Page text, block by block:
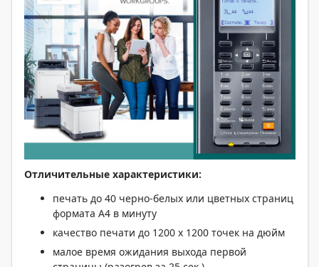
Отличительные характеристики:
печать до 40 черно-белых или цветных страниц
формата А4 в минуту
качество печати до 1200 x 1200 точек на дюйм
малое время ожидания выхода первой